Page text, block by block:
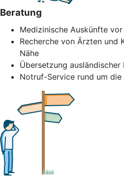
Beratung
Medizinische Auskünfte
Recherche von Ärzten und
Nähe
Übersetzung ausländischer
Notruf-Service rund um die